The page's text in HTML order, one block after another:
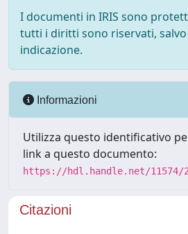
I documenti in IRIS sono
tutti i diritti sono riservati, salvo
indicazione.
Informazioni
Utilizza questo identificativo
link a questo documento:
https://hdl.handle.net/11574/
Citazioni